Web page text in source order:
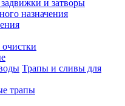
и затворы
назначения
Трапы и сливы для
трапы